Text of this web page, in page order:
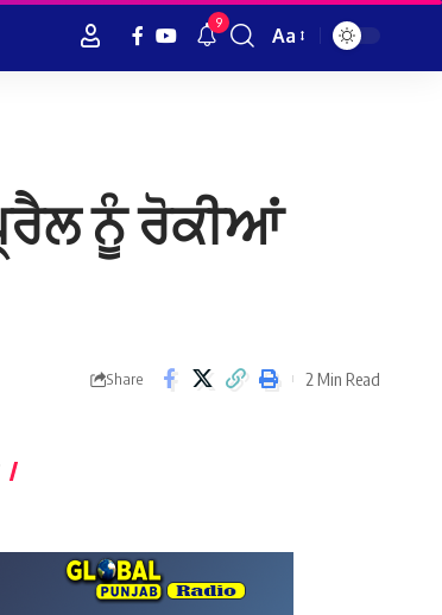
9
Font
Aa
ਨੂੰ ਰੋਕੀਆਂ
Share 2 Min Read